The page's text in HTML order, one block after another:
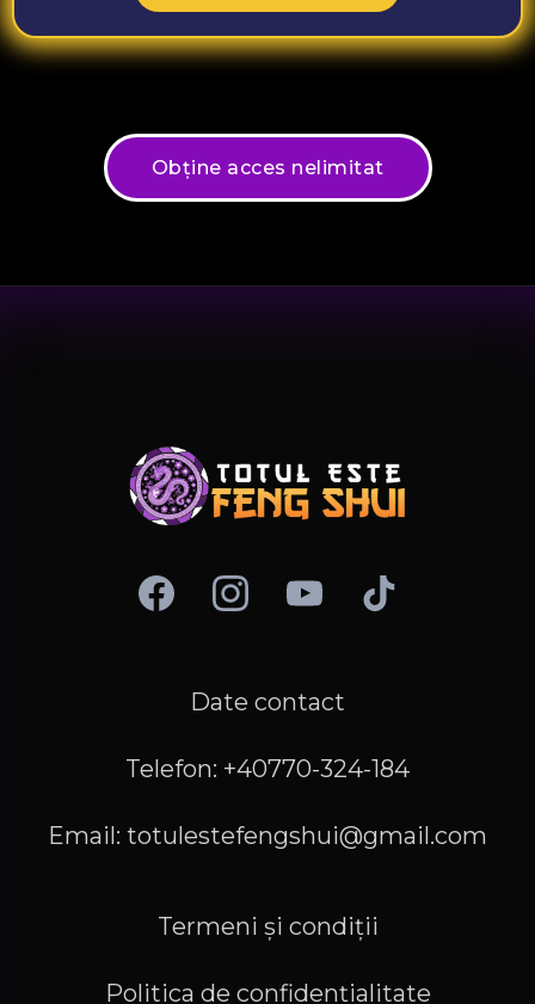
Obține acces nelimitat
Date contact
Telefon: +40770-324-184
Email: totulestefengshui@gmail.com
Termeni și condiții
Politica de confidențialitate